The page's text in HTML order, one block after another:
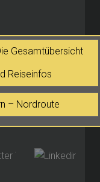
Gesamtübersicht
Reiseinfos
– Nordroute